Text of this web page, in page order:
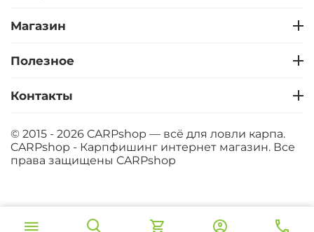
Магазин
Полезное
Контакты
© 2015 - 2026 CARPshop — всё для ловли карпа.
CARPshop - Карпфишинг интернет магазин. Все
права защищены CARPshop
‍8 067‍ В корзину